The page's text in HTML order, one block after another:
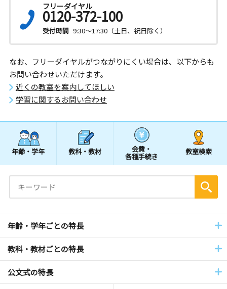
フリーダイヤル
0120-372-100
受付時間 9:30～17:30（土日、祝日除く）
なお、フリーダイヤルがつながりにくい場合は、以下からも
お問い合わせいただけます。
近くの教室を案内してほしい
学習に関するお問い合わせ
年齢・学年 教科・教材 会費・
各種手続き
教室検索
年齢・学年ごとの特長
教科・教材ごとの特長
公文式の特長